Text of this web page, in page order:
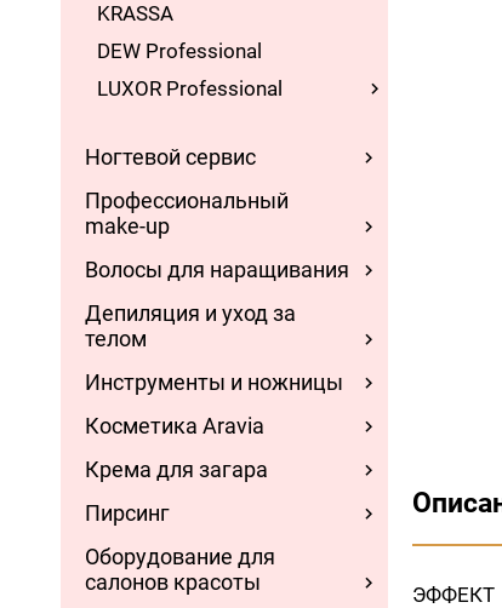
KRASSA
DEW Professional
LUXOR Professional
Ногтевой сервис
Профессиональный
make-up
Волосы для наращивания
Депиляция и уход за
телом
Инструменты и ножницы
Косметика Aravia
Крема для загара
Пирсинг
Оборудование для
салонов красоты